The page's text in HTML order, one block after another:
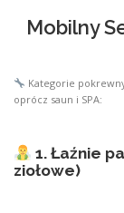
Mobilny
Kategorie
oprócz saun i SPA:
1. Łaźnie
ziołowe)